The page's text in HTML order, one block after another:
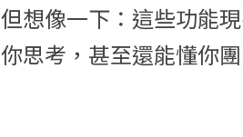
但想像一下：這些功能
你思考，甚至還能懂你